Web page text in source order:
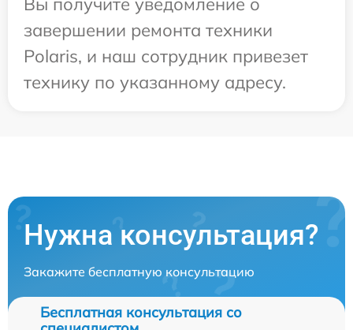
завершении ремонта техники
Polaris, и наш сотрудник привезет
технику по указанному адресу.
Нужна консультация?
Закажите бесплатную консультацию
Бесплатная консультация со